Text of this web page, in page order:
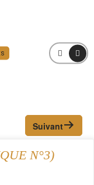
MENU
Suivant
N°3)